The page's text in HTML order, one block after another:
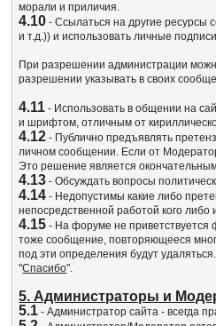
морали и приличия.
4.10 - Ссылаться на другие ресурсы
и т.д.)) и использовать личные
При разрешении администрации
разрешении указывать в своих
4.11 - Использовать в общении на
и шрифтом, отличным от
4.12 - Публично предъявлять
личном сообщении. Если от
Это решение является
4.13 - Обсуждать вопросы
4.14 - Недопустимы какие либо
непосредственной работой кого
4.15 - На форуме не приветствуется
тоже сообщение, повторяющееся
под эти определения будут
"Спасибо".
5. Администраторы и
5.1 - Администратор сайта - всегда